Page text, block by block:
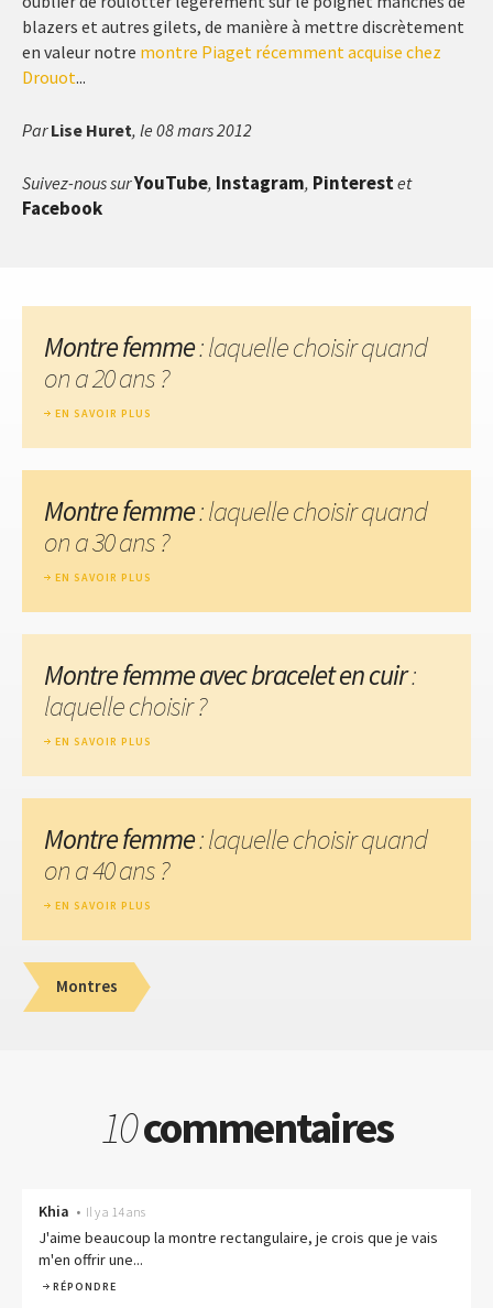
blazers et autres gilets, de manière à mettre discrètement
en valeur notre montre Piaget récemment acquise chez
Drouot...
ParLise Huret, le 08 mars 2012
Suivez-nous surYouTube, Instagram, Pinterestet
Facebook
Montre femme: laquelle choisir quand
on a 20 ans ?
EN SAVOIR PLUS
Montre femme: laquelle choisir quand
on a 30 ans ?
EN SAVOIR PLUS
Montre femme avec bracelet en cuir:
laquelle choisir ?
EN SAVOIR PLUS
Montre femme: laquelle choisir quand
on a 40 ans ?
EN SAVOIR PLUS
Montres
10commentaires
Khia • Il y a 14 ans
J'aime beaucoup la montre rectangulaire, je crois que je vais
m'en offrir une...
RÉPONDRE